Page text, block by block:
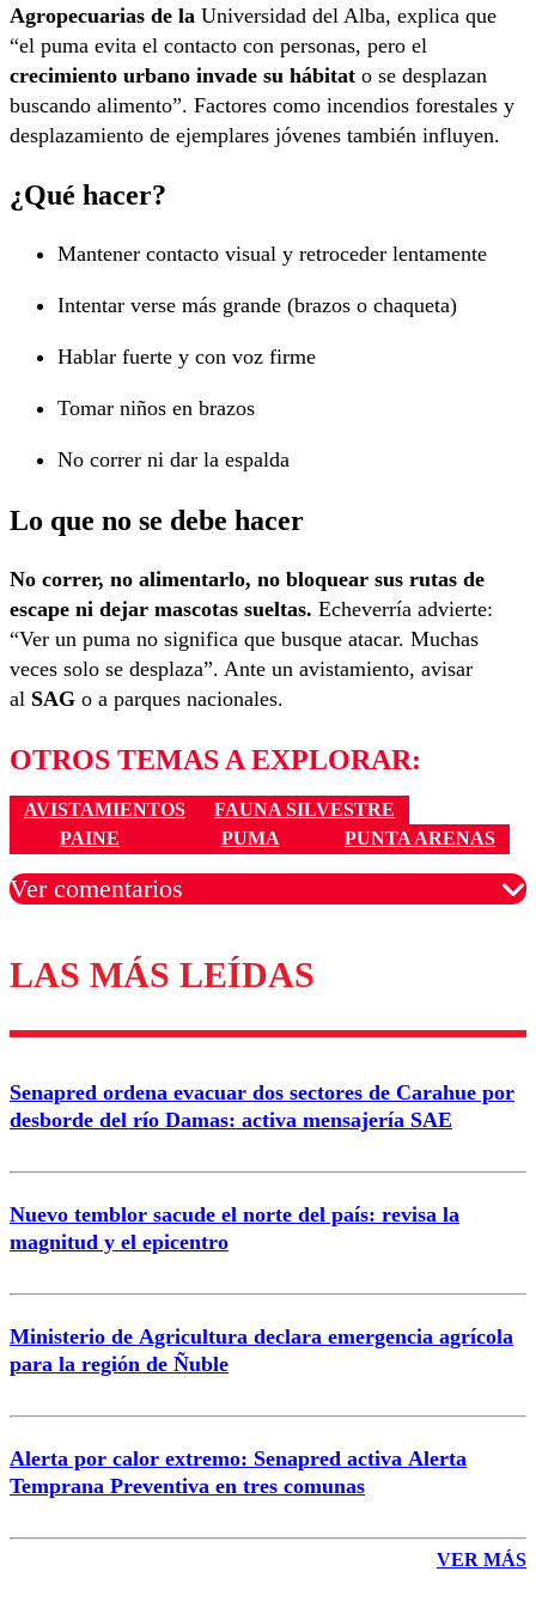
Agropecuarias de la Universidad del Alba, explica que
“el puma evita el contacto con personas, pero el
crecimiento urbano invade su hábitat o se desplazan
buscando alimento”. Factores como incendios forestales y
desplazamiento de ejemplares jóvenes también influyen.
¿Qué hacer?
Mantener contacto visual y retroceder lentamente
Intentar verse más grande (brazos o chaqueta)
Hablar fuerte y con voz firme
Tomar niños en brazos
No correr ni dar la espalda
Lo que no se debe hacer
No correr, no alimentarlo, no bloquear sus rutas de
escape ni dejar mascotas sueltas. Echeverría advierte:
“Ver un puma no significa que busque atacar. Muchas
veces solo se desplaza”. Ante un avistamiento, avisar
al SAG o a parques nacionales.
OTROS TEMAS A EXPLORAR:
AVISTAMIENTOS
FAUNA SILVESTRE
PAINE
PUMA PUNTA ARENAS
Ver comentarios
Los comentarios son moderados para garantizar un
diálogo respetuoso.
Nombre
Correo
LAS MÁS LEÍDAS
Senapred ordena evacuar dos sectores de Carahue por
desborde del río Damas: activa mensajería SAE
Nuevo temblor sacude el norte del país: revisa la
magnitud y el epicentro
Ministerio de Agricultura declara emergencia agrícola
para la región de Ñuble
Alerta por calor extremo: Senapred activa Alerta
Temprana Preventiva en tres comunas
VER MÁS